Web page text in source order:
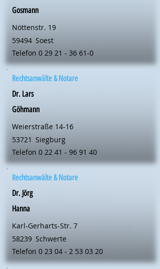
Gosmann
Nöttenstr. 19
59494 Soest
Telefon 0 29 21 - 36 61-0
Rechtsanwälte & Notare
Dr. Lars
Göhmann
Weierstraße 14-16
53721 Siegburg
Telefon 0 22 41 - 96 91 40
Rechtsanwälte & Notare
Dr. Jörg
Hanna
Karl-Gerharts-Str. 7
58239 Schwerte
Telefon 0 23 04 - 2 53 03 20